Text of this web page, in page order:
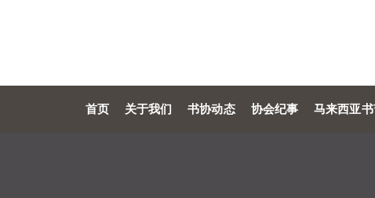
首页 关于我们 书协动态 协会纪事 马来西亚